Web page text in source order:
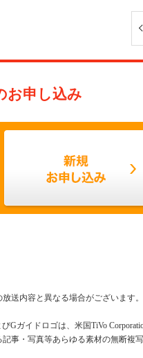
お申し込み
送内容と異なる場合がございます。
Gガイドロゴは、米国TiVo
事・写真等あらゆる素材の無断複